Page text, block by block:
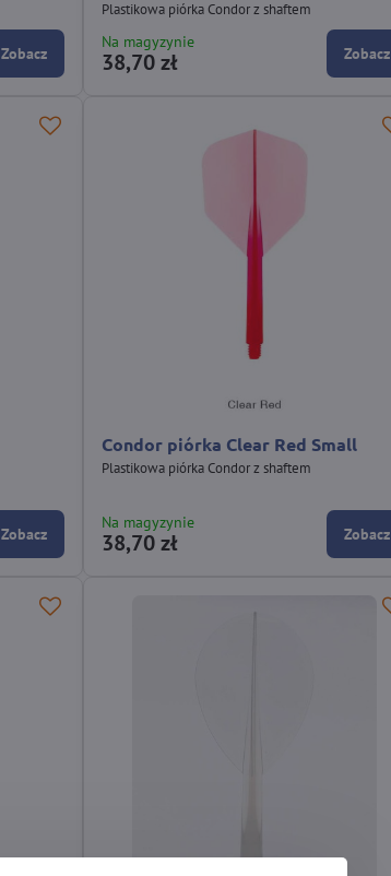
Zobacz
Plastikowa piórka Condor z shaftem
Na magyzynie
38,70 zł Zobacz
Zobacz
Condor piórka Clear Red Small
Plastikowa piórka Condor z shaftem
Na magyzynie
38,70 zł Zobacz